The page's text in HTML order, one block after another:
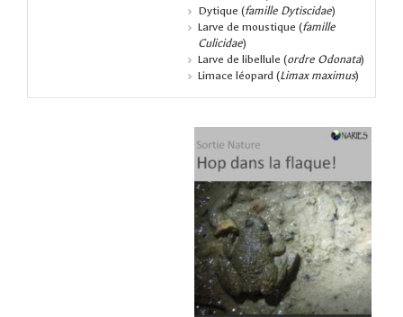
Dytique (famille Dytiscidae)
Larve de moustique (famille
Culicidae)
Larve de libellule (ordre Odonata)
Limace léopard (Limax maximus)